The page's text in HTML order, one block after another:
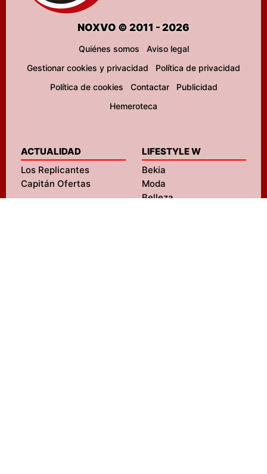
NOXVO © 2011 - 2026
Quiénes somos
Aviso legal
Gestionar cookies y privacidad
Política de privacidad
Política de cookies
Contactar
Publicidad
Hemeroteca
ACTUALIDAD
Los Replicantes
Capitán Ofertas
LIFESTYLE W
Bekia
Moda
Belleza